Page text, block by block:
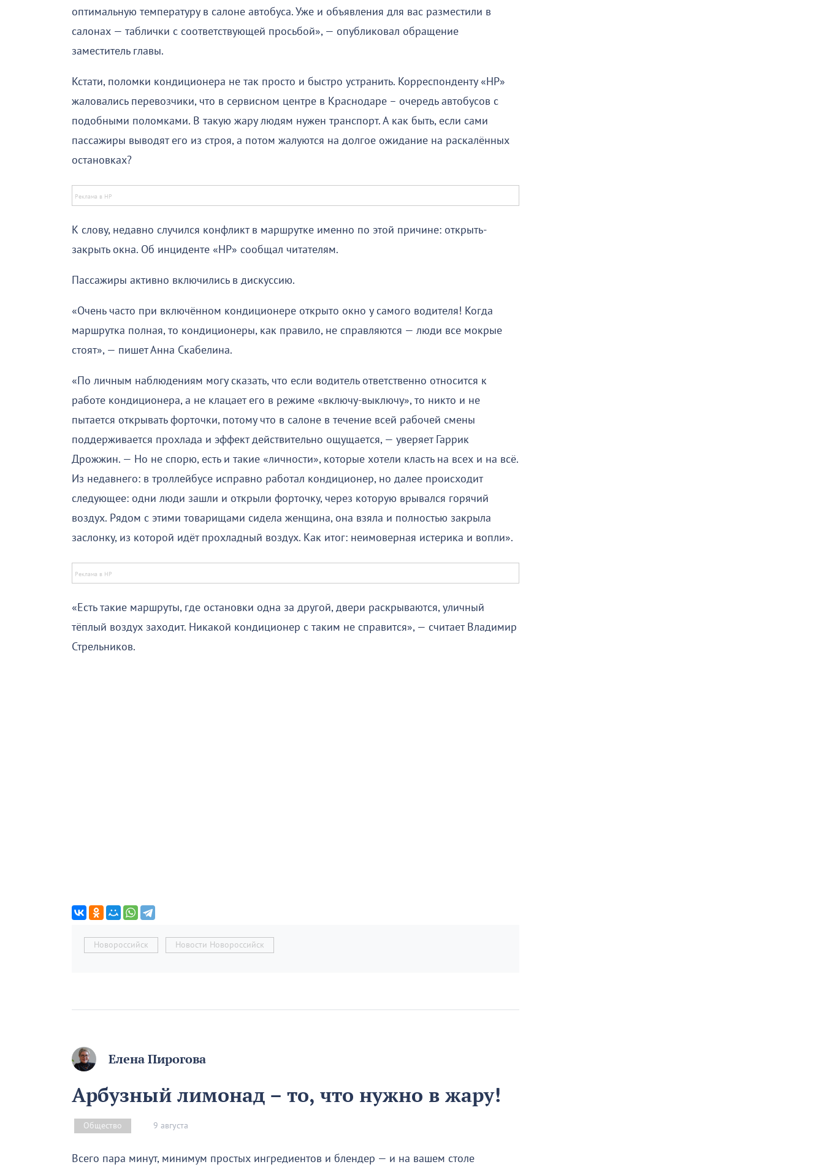
оптимальную температуру в салоне автобуса. Уже и объявления для вас разместили в
салонах — таблички с соответствующей просьбой», — опубликовал обращение
заместитель главы.
Кстати, поломки кондиционера не так просто и быстро устранить. Корреспонденту «НР»
жаловались перевозчики, что в сервисном центре в Краснодаре – очередь автобусов с
подобными поломками. В такую жару людям нужен транспорт. А как быть, если сами
пассажиры выводят его из строя, а потом жалуются на долгое ожидание на раскалённых
остановках?
К слову, недавно случился конфликт в маршрутке именно по этой причине: открыть-
закрыть окна. Об инциденте «НР» сообщал читателям.
Пассажиры активно включились в дискуссию.
«Очень часто при включённом кондиционере открыто окно у самого водителя! Когда
маршрутка полная, то кондиционеры, как правило, не справляются — люди все мокрые
стоят», — пишет Анна Скабелина.
«По личным наблюдениям могу сказать, что если водитель ответственно относится к
работе кондиционера, а не клацает его в режиме «включу-выключу», то никто и не
пытается открывать форточки, потому что в салоне в течение всей рабочей смены
поддерживается прохлада и эффект действительно ощущается, — уверяет Гаррик
Дрожжин. — Но не спорю, есть и такие «личности», которые хотели класть на всех и на всё.
Из недавнего: в троллейбусе исправно работал кондиционер, но далее происходит
следующее: одни люди зашли и открыли форточку, через которую врывался горячий
воздух. Рядом с этими товарищами сидела женщина, она взяла и полностью закрыла
заслонку, из которой идёт прохладный воздух. Как итог: неимоверная истерика и вопли».
«Есть такие маршруты, где остановки одна за другой, двери раскрываются, уличный
тёплый воздух заходит. Никакой кондиционер с таким не справится», — считает Владимир
Стрельников.
Новороссийск Новости Новороссийск
Елена Пирогова
Арбузный лимонад – то, что нужно в жару!
Общество 9 августа
Всего пара минут, минимум простых ингредиентов и блендер — и на вашем столе